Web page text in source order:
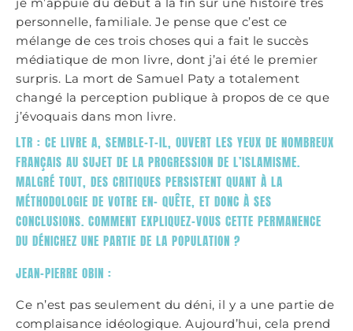
personnelle, familiale. Je pense que c’est ce
mélange de ces trois choses qui a fait le succès
médiatique de mon livre, dont j’ai été le premier
surpris. La mort de Samuel Paty a totalement
changé la perception publique à propos de ce que
j’évoquais dans mon livre.
LTR : CE LIVRE A, SEMBLE-T-IL, OUVERT LES YEUX DE NOMBREUX
FRANÇAIS AU SUJET DE LA PROGRESSION DE L’ISLAMISME.
MALGRÉ TOUT, DES CRITIQUES PERSISTENT QUANT À LA
MÉTHODOLOGIE DE VOTRE EN- QUÊTE, ET DONC À SES
CONCLUSIONS. COMMENT EXPLIQUEZ-VOUS CETTE PERMANENCE
DU DÉNICHEZ UNE PARTIE DE LA POPULATION ?
JEAN-PIERRE OBIN :
Ce n’est pas seulement du déni, il y a une partie de
complaisance idéologique. Aujourd’hui, cela prend